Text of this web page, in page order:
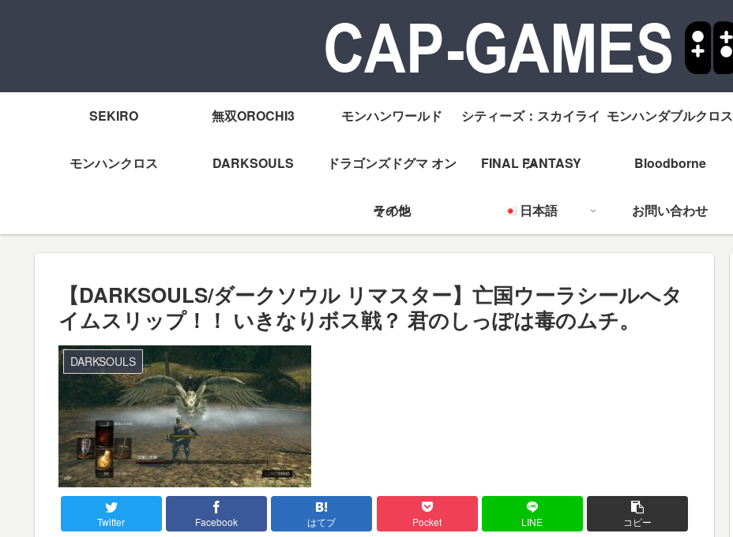
SEKIRO 無双OROCHI3 モンハンワールド シティーズ：スカイライ
ン
モンハンダブルクロス
モンハンクロス DARKSOULS ドラゴンズドグマ オン
ライン
FINAL FANTASY Bloodborne
その他 日本語 お問い合わせ
【DARKSOULS/ダークソウル リマスター】亡国ウーラシールへタ
イムスリップ！！ いきなりボス戦？ 君のしっぽは毒のムチ。
DARKSOULS
Twitter Facebook はてブ Pocket LINE コピー